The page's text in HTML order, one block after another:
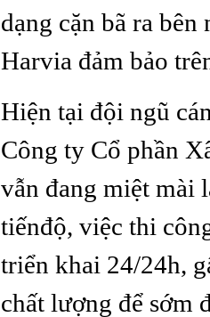
dạng cặn bã ra
Harvia đảm bảo
Hiện tại đội ngũ
Công ty Cổ phần
vẫn đang miệt mài
tiếnđộ, việc thi
triển khai 24/24h,
chất lượng để sớm